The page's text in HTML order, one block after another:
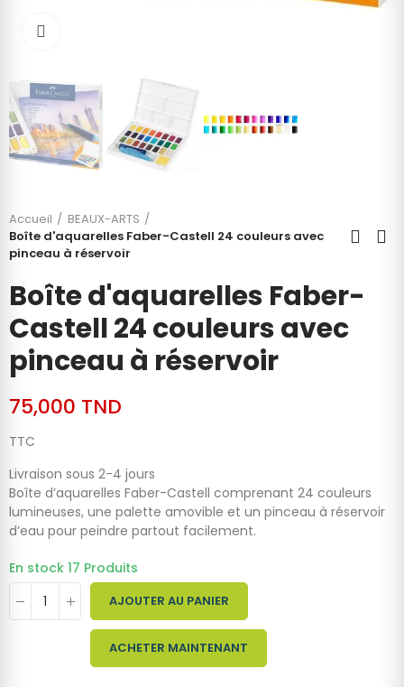
Accueil
BEAUX-ARTS
Boîte d'aquarelles Faber-Castell 24 couleurs avec
pinceau à réservoir
Boîte d'aquarelles Faber-
Castell 24 couleurs avec
pinceau à réservoir
75,000 TND
TTC
Livraison sous 2-4 jours
Boîte d’aquarelles Faber-Castell comprenant 24 couleurs
lumineuses, une palette amovible et un pinceau à réservoir
d’eau pour peindre partout facilement.
En stock 17 Produits
AJOUTER AU PANIER
ACHETER MAINTENANT